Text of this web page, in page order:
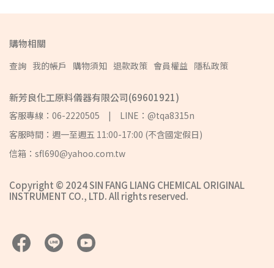
購物相關
查詢 我的帳戶 購物須知 退款政策 會員權益 隱私政策
新芳良化工原料儀器有限公司(69601921)
客服專線：06-2220505 | LINE：@tqa8315n
客服時間：週一至週五 11:00-17:00 (不含國定假日)
信箱：sfl690@yahoo.com.tw
Copyright © 2024 SIN FANG LIANG CHEMICAL ORIGINAL
INSTRUMENT CO., LTD. All rights reserved.